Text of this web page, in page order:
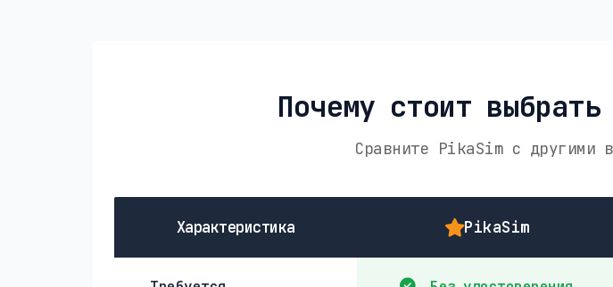
Почему стоит
Сравните PikaSim с другими
Характеристика PikaSim